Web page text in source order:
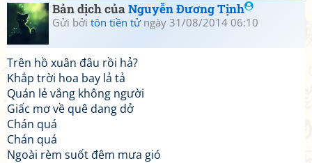
Bản dịch củaNguyễn Đương Tịnh
Gửi bởi tôn tiền tửngày 31/08/2014 06:10
Trên hồ xuân đâu rồi hả?
Khắp trời hoa bay lả tả
Quán lẻ vắng không người
Giấc mơ về quê dang dở
Chán quá
Chán quá
Ngoài rèm suốt đêm mưa gió